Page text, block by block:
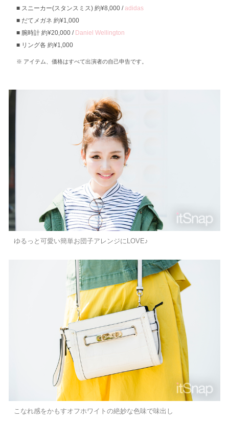
スニーカー(スタンスミス) 約¥8,000 /adidas
だてメガネ 約¥1,000
腕時計 約¥20,000 / Daniel Wellington
リング各 約¥1,000
アイテム、価格はすべて出演者の自己申告です。
ゆるっと可愛い簡単お団子アレンジにLOVE♪
こなれ感をかもすオフホワイトの絶妙な色味で味出し